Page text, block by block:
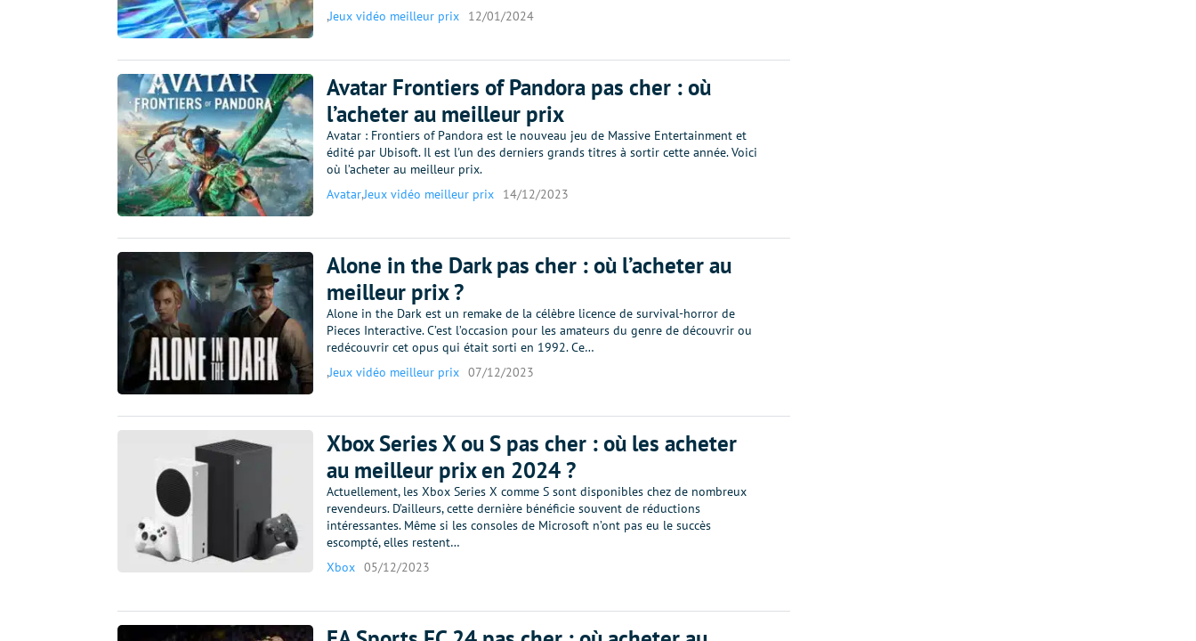
,Jeux vidéo meilleur prix 12/01/2024
Avatar Frontiers of Pandora pas cher : où
l’acheter au meilleur prix
Avatar : Frontiers of Pandora est le nouveau jeu de Massive Entertainment et
édité par Ubisoft. Il est l'un des derniers grands titres à sortir cette année. Voici
où l’acheter au meilleur prix.
Avatar,Jeux vidéo meilleur prix 14/12/2023
Alone in the Dark pas cher : où l’acheter au
meilleur prix ?
Alone in the Dark est un remake de la célèbre licence de survival-horror de
Pieces Interactive. C’est l’occasion pour les amateurs du genre de découvrir ou
redécouvrir cet opus qui était sorti en 1992. Ce…
,Jeux vidéo meilleur prix 07/12/2023
Xbox Series X ou S pas cher : où les acheter
au meilleur prix en 2024 ?
Actuellement, les Xbox Series X comme S sont disponibles chez de nombreux
revendeurs. D’ailleurs, cette dernière bénéficie souvent de réductions
intéressantes. Même si les consoles de Microsoft n’ont pas eu le succès
escompté, elles restent…
Xbox 05/12/2023